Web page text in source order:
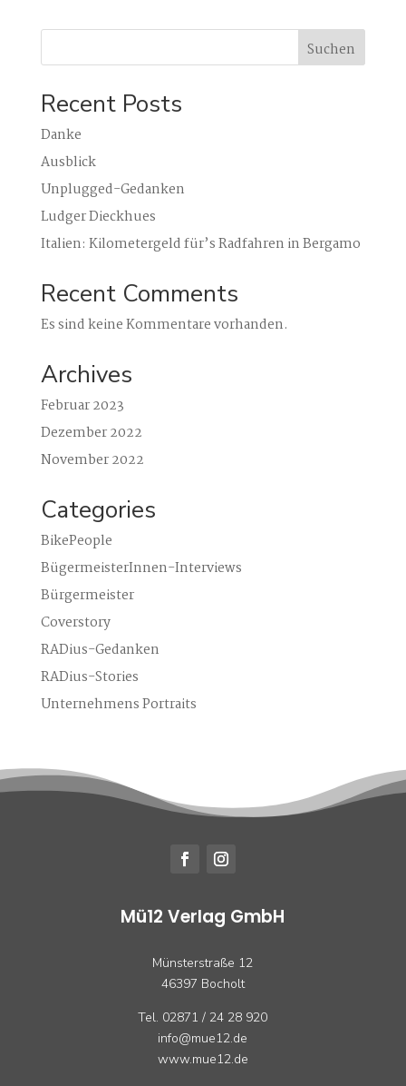
Suchen
Recent Posts
Danke
Ausblick
Unplugged-Gedanken
Ludger Dieckhues
Italien: Kilometergeld für’s Radfahren in Bergamo
Recent Comments
Es sind keine Kommentare vorhanden.
Archives
Februar 2023
Dezember 2022
November 2022
Categories
BikePeople
BügermeisterInnen-Interviews
Bürgermeister
Coverstory
RADius-Gedanken
RADius-Stories
Unternehmens Portraits
Mü12 Verlag GmbH
Münsterstraße 12
46397 Bocholt
Tel. 02871 / 24 28 920
info@mue12.de
www.mue12.de